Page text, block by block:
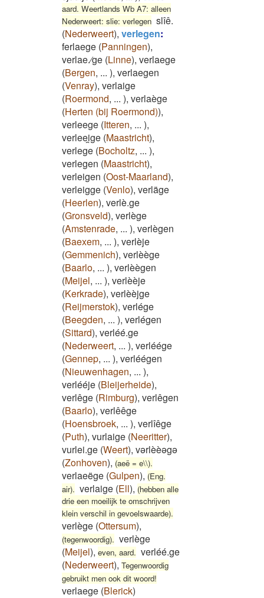
aard. Weertlands Wb A7: alleen
Nederweert: slie: verlegen slîê.
(Nederweert), verlegen:
ferlaege (Panningen),
verlae.⁄ge (Linne), verlaege
(Bergen, ... ), verlaegen
(Venray), verlaige
(Roermond, ... ), verlaège
(Herten (bij Roermond)),
verleege (Itteren, ... ),
verleei̯ge (Maastricht),
verlege (Bocholtz, ... ),
verlegen (Maastricht),
verleigen (Oost-Maarland),
verleigge (Venlo), verläge
(Heerlen), verlè.ge
(Gronsveld), verlège
(Amstenrade, ... ), verlègen
(Baexem, ... ), verlèje
(Gemmenich), verlèège
(Baarlo, ... ), verlèègen
(Meijel, ... ), verlèèje
(Kerkrade), verlèèjge
(Reijmerstok), verlége
(Beegden, ... ), verlégen
(Sittard), verléé.ge
(Nederweert, ... ), verléége
(Gennep, ... ), verléégen
(Nieuwenhagen, ... ),
verlééje (Bleijerheide),
verlêge (Rimburg), verlêgen
(Baarlo), verlêêge
(Hoensbroek, ... ), verlîêge
(Puth), vurlaige (Neeritter),
vurlei.ge (Weert), vərlèèəgə
(Zonhoven), (aeë = e\\).
verlaeëge (Gulpen), (Eng.
air). verlaige (Ell), (hebben alle
drie een moeilijk te omschrijven
klein verschil in gevoelswaarde).
verlège (Ottersum),
(tegenwoordig). verlège
(Meijel), even, aard. verléé.ge
(Nederweert), Tegenwoordig
gebruikt men ook dit woord!
verlaege (Blerick)